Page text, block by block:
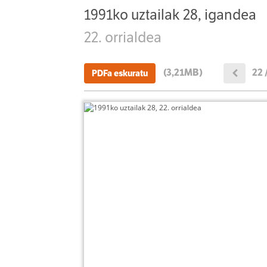
1991ko uztailak 28, igandea
22. orrialdea
PDFa eskuratu (3,21MB) 22